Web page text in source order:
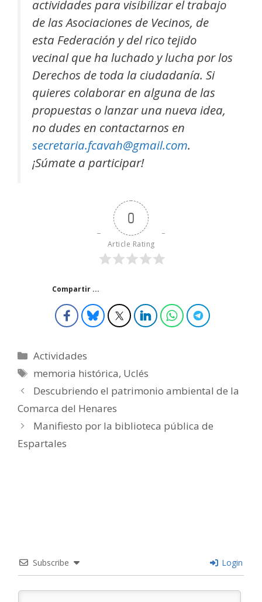
actividades para visibilizar el trabajo
de las Asociaciones de Vecinos, de
esta Federación y del rico tejido
vecinal que ha luchado y lucha por los
Derechos de toda la ciudadanía. Si
quieres colaborar en alguna de las
propuestas o lanzar una nueva idea,
no dudes en contactarnos en
secretaria.fcavah@gmail.com.
¡Súmate a participar!
0
Article Rating
Compartir ...
Categorías
Actividades
Etiquetas
memoria histórica, Uclés
Descubriendo el patrimonio ambiental de la
Comarca del Henares
Manifiesto por la biblioteca pública de
Espartales
Subscribe Login